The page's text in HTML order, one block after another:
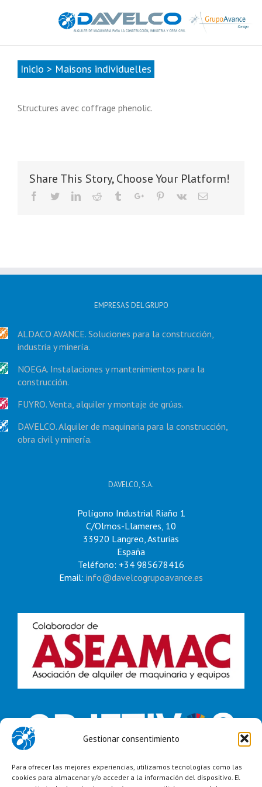
Gestionar consentimiento
Para ofrecer las mejores experiencias, utilizamos tecnologías como las
cookies para almacenar y/o acceder a la información del dispositivo. El
Inicio > Maisons individuelles
Structures avec coffrage phenolic.
Share This Story, Choose Your Platform!
Facebook
TwitterLinkedinReddit TumblrGoogle+Pinterest
Vk Email
EMPRESAS DEL GRUPO
ALDACO AVANCE. Soluciones para la construcción,
industria y minería.
NOEGA. Instalaciones y mantenimientos para la
construcción.
FUYRO. Venta, alquiler y montaje de grúas.
DAVELCO. Alquiler de maquinaria para la construcción,
obra civil y minería.
DAVELCO, S.A.
Polígono Industrial Riaño 1
C/Olmos-Llameres, 10
33920 Langreo, Asturias
España
Teléfono: +34 985678416
Email: info@davelcogrupoavance.es